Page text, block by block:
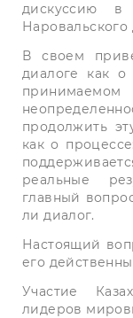
дискуссию
Наровальского
В своем
диалоге как
продолжить
как о
реальные
главный
ли диалог.
Настоящий
его
Участие
лидеров